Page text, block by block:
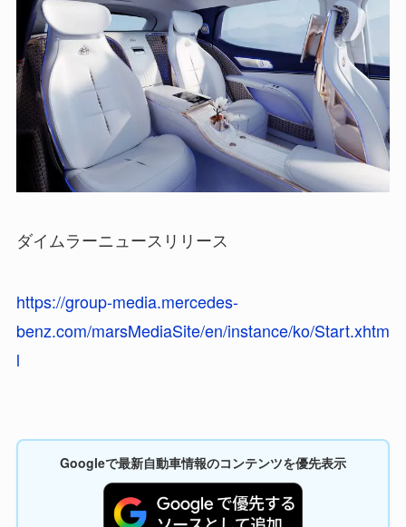
ダイムラーニュースリリース
https://group-media.mercedes-
benz.com/marsMediaSite/en/instance/ko/Start.xhtm
l
Googleで最新自動車情報のコンテンツを優先表示